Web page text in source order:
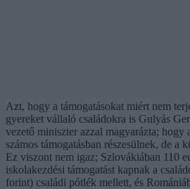
Azt, hogy a támogatásokat miért nem
gyereket vállaló családokra is Gulyás
vezető miniszter azzal magyarázta; hogy
számos támogatásban részesülnek, de a
Ez viszont nem igaz; Szlovákiában 110
iskolakezdési támogatást kapnak a
forint) családi pótlék mellett, és